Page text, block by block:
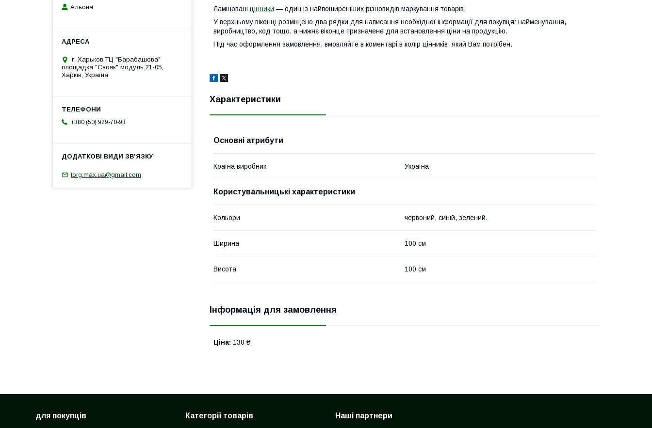
Ламіновані цінники — один із найпоширеніших різновидів маркування товарів.
У верхньому віконці розміщено два рядки для написання необхідної інформації для покупця: найменування,
виробництво, код тощо, а нижнє віконце призначене для встановлення ціни на продукцію.
Під час оформлення замовлення, вмовляйте в коментаріїв колір цінників, який Вам потрібен.
Характеристики
Основні атрибути
Країна виробник Україна
Користувальницькі характеристики
Кольори червоний, синій, зелений.
Ширина 100 см
Висота 100 см
Інформація для замовлення
Ціна: 130 ₴
Альона
г. Харьков.ТЦ "Барабашова"
площадка "Свояк" модуль 21-05,
Харків, Україна
+380 (50) 929-70-93
torg.max.ua@gmail.com
для покупців Категорії товарів Наші партнери